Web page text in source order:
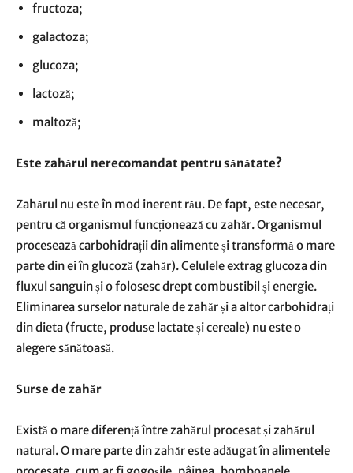
fructoza;
galactoza;
glucoza;
lactoză;
maltoză;
Este zahărul nerecomandat pentru sănătate?
Zahărul nu este în mod inerent rău. De fapt, este necesar,
pentru că organismul funcționează cu zahăr. Organismul
procesează carbohidrații din alimente și transformă o mare
parte din ei în glucoză (zahăr). Celulele extrag glucoza din
fluxul sanguin și o folosesc drept combustibil și energie.
Eliminarea surselor naturale de zahăr și a altor carbohidrați
din dieta (fructe, produse lactate și cereale) nu este o
alegere sănătoasă.
Surse de zahăr
Există o mare diferență între zahărul procesat și zahărul
natural. O mare parte din zahăr este adăugat în alimentele